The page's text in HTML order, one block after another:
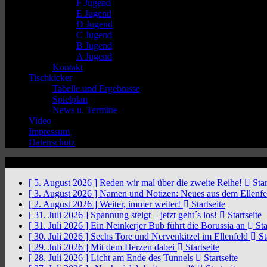
F Jugend
E Jugend
D Jugend
C Jugend
B Jugend
A Jugend
Kontakt
Tischkicker
Tabelle und Ergebnisse
Spielplan
News u. Termine
Video
Impressum
Datenschutz
[ 5. August 2026 ] Reden wir mal über die zweite Reihe!
[ 3. August 2026 ] Namen und Notizen: Neues aus dem
[ 2. August 2026 ] Weiter, immer weiter!
Startseite
[ 31. Juli 2026 ] Spannung steigt – jetzt geht´s los!
Startseite
[ 31. Juli 2026 ] Ein Neinkerjer Bub führt die Borussia an
[ 30. Juli 2026 ] Sechs Tore und Nervenkitzel im Ellenfeld
[ 29. Juli 2026 ] Mit dem Herzen dabei
Startseite
[ 28. Juli 2026 ] Licht am Ende des Tunnels
Startseite